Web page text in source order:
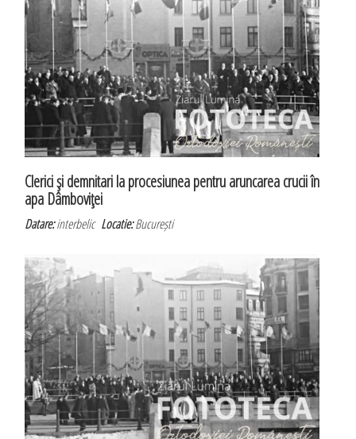
Clerici şi demnitari la procesiunea pentru aruncarea crucii în
apa Dâmboviţei
Datare:interbelicLocatie:București